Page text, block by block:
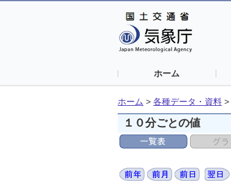
ホーム
ホーム > 各種データ・資料 >
１０分ごとの値